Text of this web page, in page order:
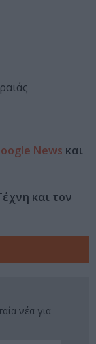
News και
και τον
νέα για